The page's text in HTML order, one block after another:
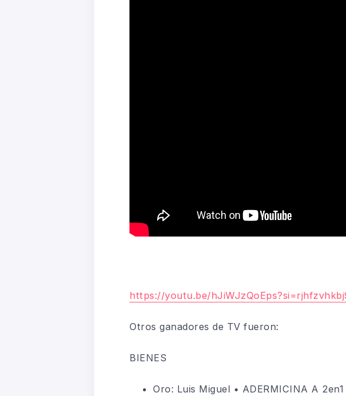
https://youtu.be/
Otros ganadores de TV fueron:
BIENES
Oro: Luis Miguel • ADERMICINA A 2en1